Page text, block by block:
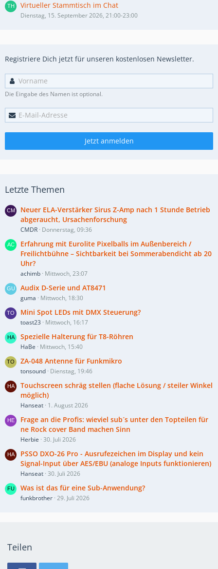
Virtueller Stammtisch im Chat
Dienstag, 15. September 2026, 21:00-23:00
Registriere Dich jetzt für unseren kostenlosen Newsletter.
Die Eingabe des Namen ist optional.
Jetzt anmelden
Letzte Themen
Neuer ELA-Verstärker Sirus Z-Amp nach 1 Stunde Betrieb
abgeraucht, Ursachenforschung
CMDR Donnerstag, 09:36
Erfahrung mit Eurolite Pixelballs im Außenbereich /
Freilichtbühne – Sichtbarkeit bei Sommerabendicht ab 20
Uhr?
achimb Mittwoch, 23:07
Audix D-Serie und AT8471
guma Mittwoch, 18:30
Mini Spot LEDs mit DMX Steuerung?
toast23 Mittwoch, 16:17
Spezielle Halterung für T8-Röhren
HaBe Mittwoch, 15:40
ZA-048 Antenne für Funkmikro
tonsound Dienstag, 19:46
Touchscreen schräg stellen (flache Lösung / steiler Winkel
möglich)
Hanseat 1. August 2026
Frage an die Profis: wieviel sub´s unter den Topteilen für
ne Rock cover Band machen Sinn
Herbie 30. Juli 2026
PSSO DXO-26 Pro - Ausrufezeichen im Display und kein
Signal-Input über AES/EBU (analoge Inputs funktionieren)
Hanseat 30. Juli 2026
Was ist das für eine Sub-Anwendung?
funkbrother 29. Juli 2026
Teilen